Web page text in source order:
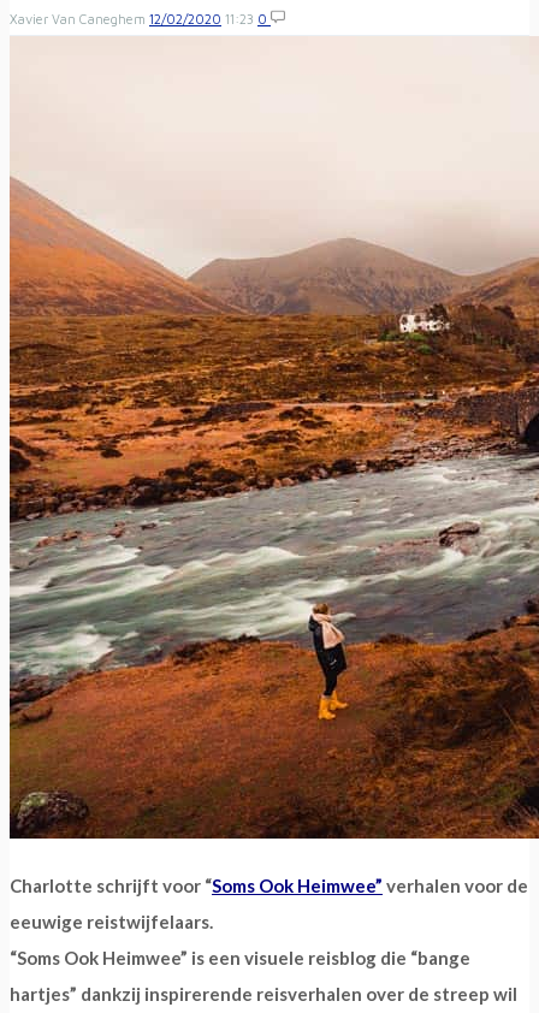
Xavier Van Caneghem 12/02/2020 11:23 0
Charlotte schrijft voor “Soms Ook Heimwee” verhalen voor de
eeuwige reistwijfelaars.
“Soms Ook Heimwee” is een visuele reisblog die “bange
hartjes” dankzij inspirerende reisverhalen over de streep wil